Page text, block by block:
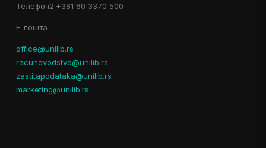
Телефон2:+381 60 3370 500
Е-пошта
office@unilib.rs
racunovodstvo@unilib.rs
zastitapodataka@unilib.rs
marketing@unilib.rs